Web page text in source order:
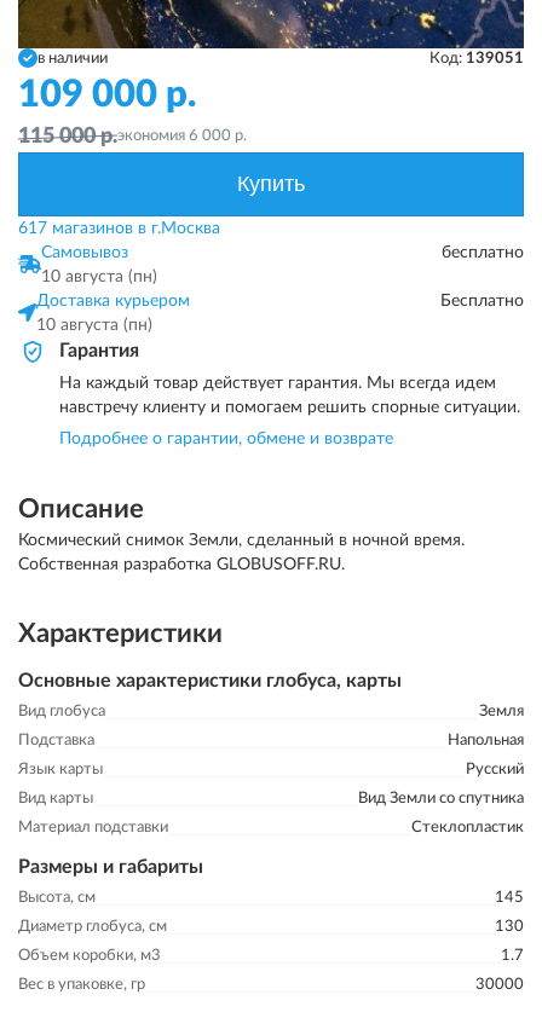
в наличии Код: 139051
109 000 р.
115 000р.экономия 6 000 р.
Купить
617 магазинов в г.Москва
Самовывоз
10 августа (пн)
бесплатно
Доставка курьером
10 августа (пн)
Бесплатно
Гарантия
На каждый товар действует гарантия. Мы всегда идем
навстречу клиенту и помогаем решить спорные ситуации.
Подробнее о гарантии, обмене и возврате
Описание
Космический снимок Земли, сделанный в ночной время.
Собственная разработка GLOBUSOFF.RU.
Характеристики
Основные характеристики глобуса, карты
Вид глобуса
Земля
Подставка
Напольная
Язык карты
Русский
Вид карты
Вид Земли со спутника
Материал подставки
Стеклопластик
Размеры и габариты
Высота, см
145
Диаметр глобуса, см
130
Объем коробки, м3
1.7
Вес в упаковке, гр
30000